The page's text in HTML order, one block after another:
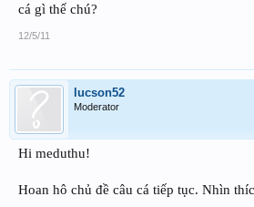
cá gì thế chú?
12/5/11
lucson52
Moderator
Hi meduthu!
Hoan hô chủ đề câu cá tiếp tục. Nhìn